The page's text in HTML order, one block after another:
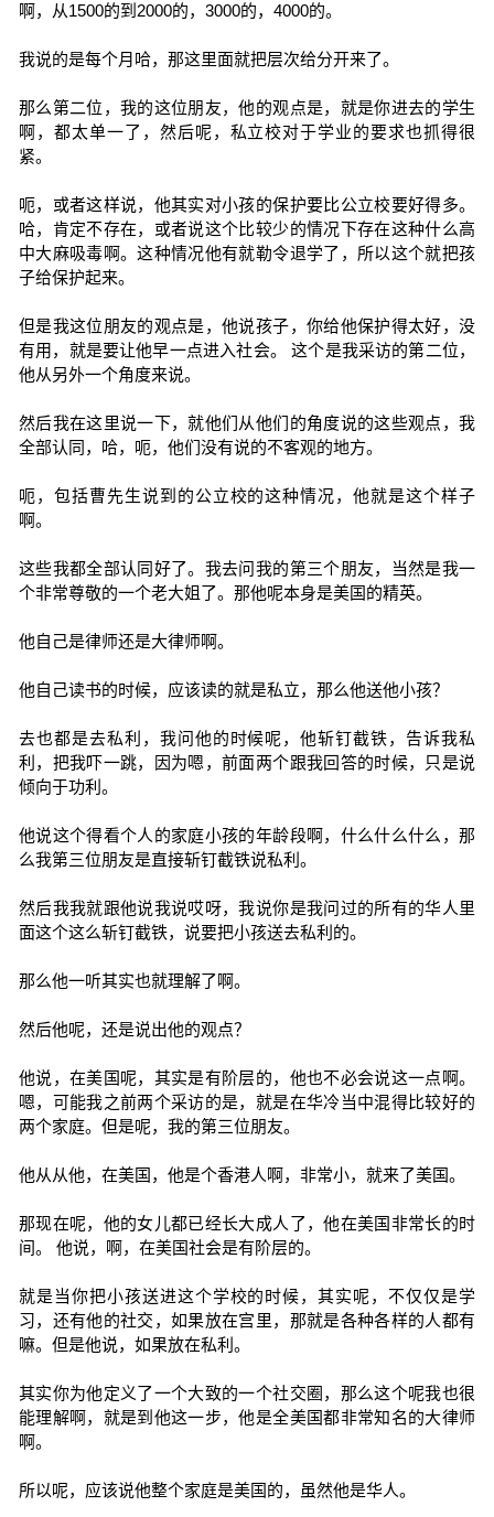
啊，从1500的到2000的，3000的，4000的。
我说的是每个月哈，那这里面就把层次给分开来了。
那么第二位，我的这位朋友，他的观点是，就是你进去的学生
啊，都太单一了，然后呢，私立校对于学业的要求也抓得很
紧。
呃，或者这样说，他其实对小孩的保护要比公立校要好得多。
哈，肯定不存在，或者说这个比较少的情况下存在这种什么高
中大麻吸毒啊。这种情况他有就勒令退学了，所以这个就把孩
子给保护起来。
但是我这位朋友的观点是，他说孩子，你给他保护得太好，没
有用，就是要让他早一点进入社会。 这个是我采访的第二位，
他从另外一个角度来说。
然后我在这里说一下，就他们从他们的角度说的这些观点，我
全部认同，哈，呃，他们没有说的不客观的地方。
呃，包括曹先生说到的公立校的这种情况，他就是这个样子
啊。
这些我都全部认同好了。我去问我的第三个朋友，当然是我一
个非常尊敬的一个老大姐了。那他呢本身是美国的精英。
他自己是律师还是大律师啊。
他自己读书的时候，应该读的就是私立，那么他送他小孩？
去也都是去私利，我问他的时候呢，他斩钉截铁，告诉我私
利，把我吓一跳，因为嗯，前面两个跟我回答的时候，只是说
倾向于功利。
他说这个得看个人的家庭小孩的年龄段啊，什么什么什么，那
么我第三位朋友是直接斩钉截铁说私利。
然后我我就跟他说我说哎呀，我说你是我问过的所有的华人里
面这个这么斩钉截铁，说要把小孩送去私利的。
那么他一听其实也就理解了啊。
然后他呢，还是说出他的观点？
他说，在美国呢，其实是有阶层的，他也不必会说这一点啊。
嗯，可能我之前两个采访的是，就是在华冷当中混得比较好的
两个家庭。但是呢，我的第三位朋友。
他从从他，在美国，他是个香港人啊，非常小，就来了美国。
那现在呢，他的女儿都已经长大成人了，他在美国非常长的时
间。 他说，啊，在美国社会是有阶层的。
就是当你把小孩送进这个学校的时候，其实呢，不仅仅是学
习，还有他的社交，如果放在宫里，那就是各种各样的人都有
嘛。但是他说，如果放在私利。
其实你为他定义了一个大致的一个社交圈，那么这个呢我也很
能理解啊，就是到他这一步，他是全美国都非常知名的大律师
啊。
所以呢，应该说他整个家庭是美国的，虽然他是华人。